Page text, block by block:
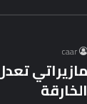
caar
الخارقة